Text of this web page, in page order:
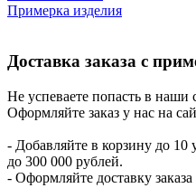
Примерка изделия
Доставка заказа с
Не успеваете попасть в наши
Оформляйте заказ у нас на
- Добавляйте в корзину до
до 300 000 рублей.
- Оформляйте доставку